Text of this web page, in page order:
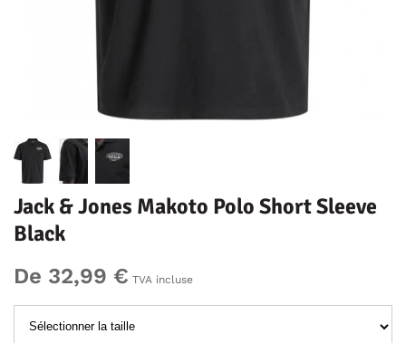
Jack & Jones Makoto Polo Short Sleeve
Black
De 32,99 € TVA incluse